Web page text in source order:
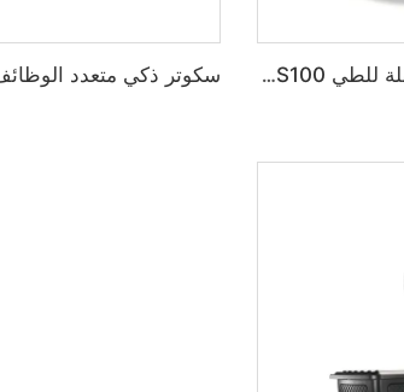
سكوترات تنقّل سفر خفيفة الوزن قابلة للطي BC-MS100 شائعة الاستخدام